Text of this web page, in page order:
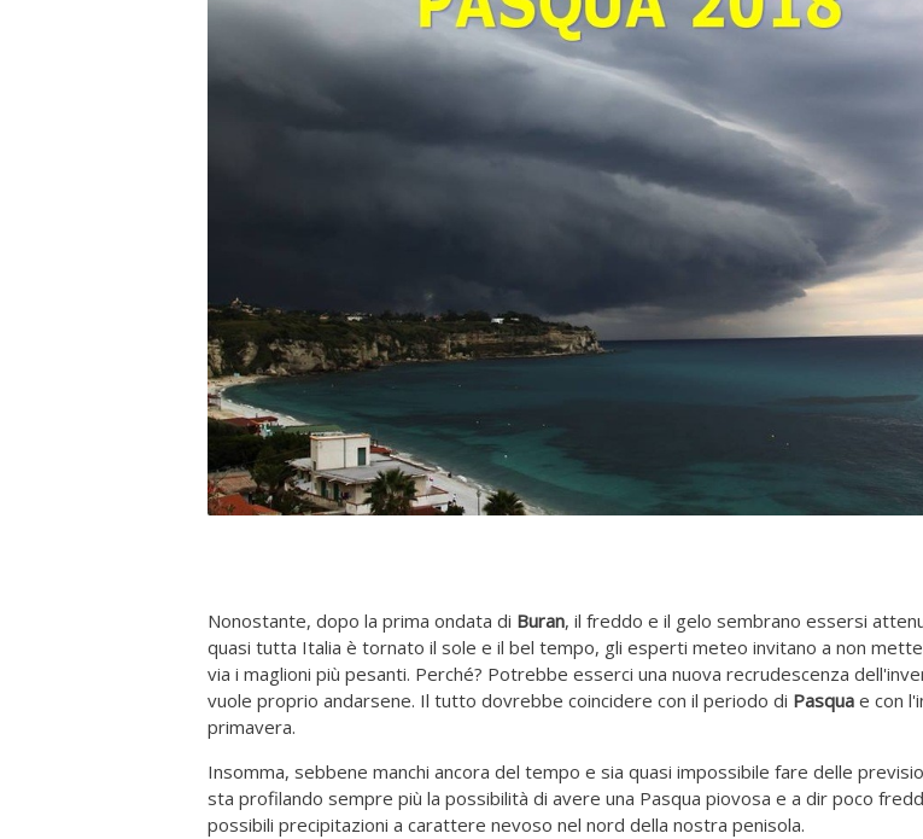
Nonostante, dopo la prima ondata di Buran, il freddo e il gelo sembrano essersi
quasi tutta Italia è tornato il sole e il bel tempo, gli esperti meteo invitano a non
via i maglioni più pesanti. Perché? Potrebbe esserci una nuova recrudescenza
vuole proprio andarsene. Il tutto dovrebbe coincidere con il periodo di Pasqua e con
primavera.
Insomma, sebbene manchi ancora del tempo e sia quasi impossibile fare delle
sta profilando sempre più la possibilità di avere una Pasqua piovosa e a dir poco
possibili precipitazioni a carattere nevoso nel nord della nostra penisola.